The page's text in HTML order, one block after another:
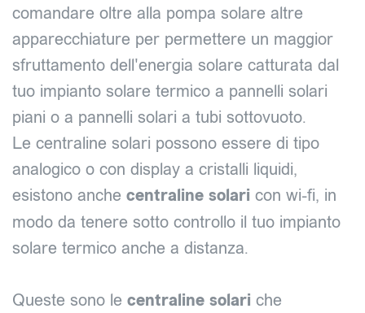
comandare oltre alla pompa solare altre
apparecchiature per permettere un maggior
sfruttamento dell'energia solare catturata dal
tuo impianto solare termico a pannelli solari
piani o a pannelli solari a tubi sottovuoto.
Le centraline solari possono essere di tipo
analogico o con display a cristalli liquidi,
esistono anche centraline solari con wi-fi, in
modo da tenere sotto controllo il tuo impianto
solare termico anche a distanza.
Queste sono le centraline solari che